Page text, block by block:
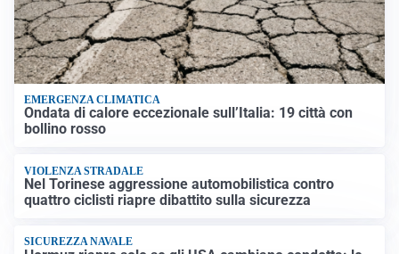
EMERGENZA CLIMATICA
Ondata di calore eccezionale sull’Italia: 19 città con
bollino rosso
VIOLENZA STRADALE
Nel Torinese aggressione automobilistica contro
quattro ciclisti riapre dibattito sulla sicurezza
SICUREZZA NAVALE